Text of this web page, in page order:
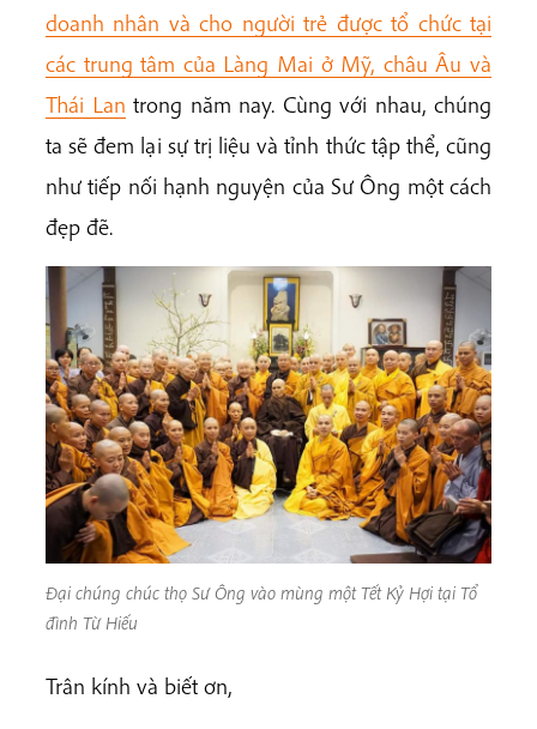
doanh nhân và cho người trẻ được tổ chức tại
các trung tâm của Làng Mai ở Mỹ, châu Âu và
Thái Lan trong năm nay. Cùng với nhau, chúng
ta sẽ đem lại sự trị liệu và tỉnh thức tập thể, cũng
như tiếp nối hạnh nguyện của Sư Ông một cách
đẹp đẽ.
Đại chúng chúc thọ Sư Ông vào mùng một Tết Kỷ Hợi tại Tổ
đình Từ Hiếu
Trân kính và biết ơn,